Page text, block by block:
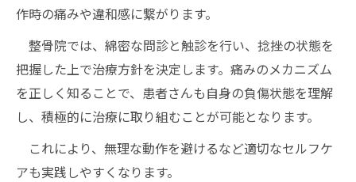
作時の痛みや違和感に繋がります。
整骨院では、綿密な問診と触診を行い、捻挫の状態を
把握した上で治療方針を決定します。痛みのメカニズム
を正しく知ることで、患者さんも自身の負傷状態を理解
し、積極的に治療に取り組むことが可能となります。
これにより、無理な動作を避けるなど適切なセルフケ
アも実践しやすくなります。